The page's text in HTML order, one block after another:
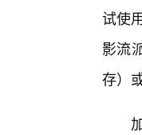
试使
影流
存）